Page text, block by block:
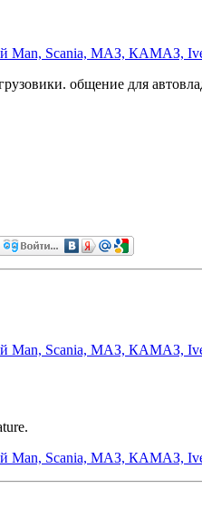
Man, Scania, МАЗ, КАМАЗ,
общение для
Man, Scania, МАЗ, КАМАЗ,
Man, Scania, МАЗ, КАМАЗ,